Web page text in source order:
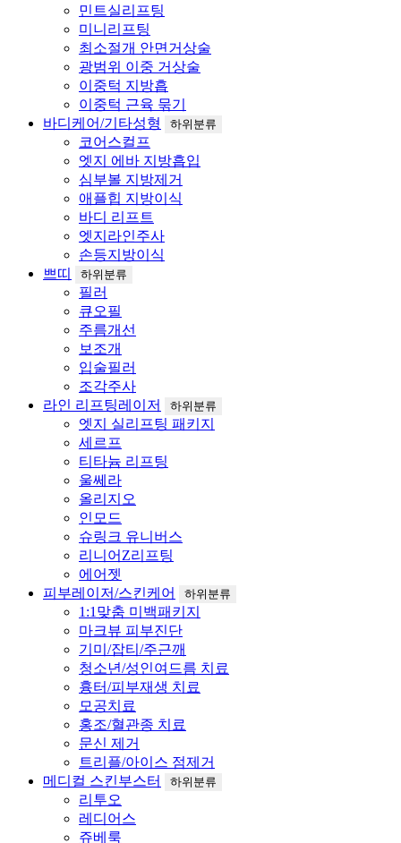
민트실리프팅
미니리프팅
최소절개 안면거상술
광범위 이중 거상술
이중턱 지방흡
이중턱 근육 묶기
바디케어/기타성형
하위분류
코어스컬프
엣지 에바 지방흡입
심부볼 지방제거
애플힙 지방이식
바디 리프트
엣지라인주사
손등지방이식
쁘띠
하위분류
필러
큐오필
주름개선
보조개
입술필러
조각주사
라인 리프팅레이저
하위분류
엣지 실리프팅 패키지
세르프
티타늄 리프팅
울쎄라
올리지오
인모드
슈링크 유니버스
리니어Z리프팅
에어젯
피부레이저/스킨케어
하위분류
1:1맞춤 미백패키지
마크뷰 피부진단
기미/잡티/주근깨
청소년/성인여드름 치료
흉터/피부재생 치료
모공치료
홍조/혈관종 치료
문신 제거
트리플/아이스 점제거
메디컬 스킨부스터
하위분류
리투오
레디어스
쥬베룩